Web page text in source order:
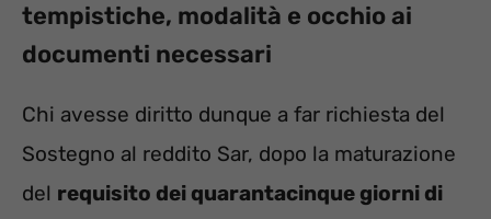
tempistiche, modalità e occhio ai
documenti necessari
Chi avesse diritto dunque a far richiesta del
Sostegno al reddito Sar, dopo la maturazione
del requisito dei quarantacinque giorni di